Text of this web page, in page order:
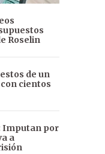
Roselin
de un
cientos
Imputan por
a